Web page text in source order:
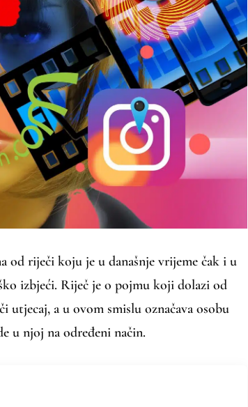
od riječi koju je u današnje vrijeme čak i u
izbjeći. Riječ je o pojmu koji dolazi od
utjecaj, a u ovom smislu označava osobu
u njoj na određeni način.